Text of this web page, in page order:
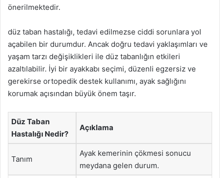
önerilmektedir.
düz taban hastalığı, tedavi edilmezse ciddi sorunlara yol
açabilen bir durumdur. Ancak doğru tedavi yaklaşımları ve
yaşam tarzı değişiklikleri ile düz tabanlığın etkileri
azaltılabilir. İyi bir ayakkabı seçimi, düzenli egzersiz ve
gerekirse ortopedik destek kullanımı, ayak sağlığını
korumak açısından büyük önem taşır.
Düz Taban
Hastalığı Nedir?
Açıklama
Tanım
Ayak kemerinin çökmesi sonucu
meydana gelen durum.